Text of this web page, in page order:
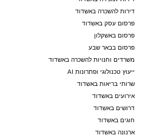
דירות להשכרה באשדוד
פרסום עסק באשדוד
פרסום באשקלון
פרסום בבאר שבע
משרדים וחנויות להשכרה באשדוד
ייעוץ טכנולוגי ופתרונות AI
שרותי בריאות באשדוד
אירועים באשדוד
דרושים באשדוד
חוגים באשדוד
ארנונה באשדוד